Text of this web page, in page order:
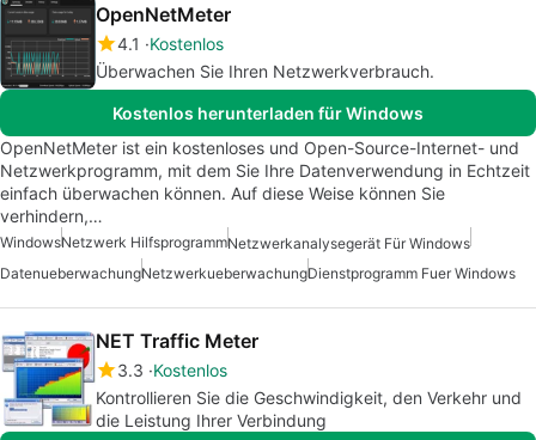
OpenNetMeter
4.1
Kostenlos
Überwachen Sie Ihren Netzwerkverbrauch.
Kostenlos herunterladen für Windows
OpenNetMeter ist ein kostenloses und Open-Source-Internet- und
Netzwerkprogramm, mit dem Sie Ihre Datenverwendung in Echtzeit
einfach überwachen können. Auf diese Weise können Sie
verhindern,…
WindowsNetzwerk HilfsprogrammNetzwerkanalysegerät Für Windows
DatenueberwachungNetzwerkueberwachungDienstprogramm Fuer Windows
NET Traffic Meter
3.3 Kostenlos
Kontrollieren Sie die Geschwindigkeit, den Verkehr und
die Leistung Ihrer Verbindung